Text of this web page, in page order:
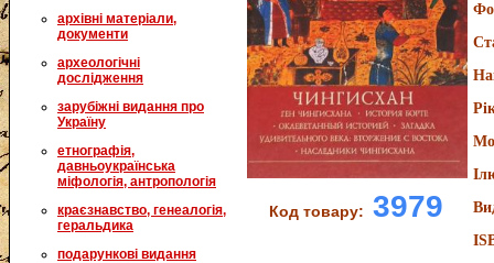
архівні матеріали,
документи
археологічні
дослідження
зарубіжні видання про
Україну
етнографія,
давньоукраїнська
міфологія, антропологія
краєзнавство, генеалогія,
геральдика
подарункові видання
Код товару: 3979